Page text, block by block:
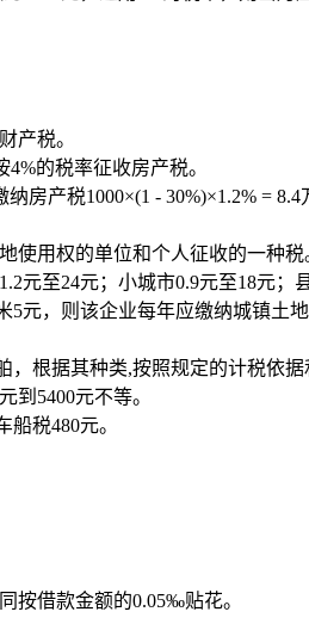
产税。
的税率征收房产税。
房产税1000×(1 - 30%)×1.2% = 8.4
使用权的单位和个人征收的一种税
至24元；小城市0.9元至18元；
，则该企业每年应缴纳城镇土地
根据其种类,按照规定的计税依据
到5400元不等。
税480元。
按借款金额的0.05‰贴花。